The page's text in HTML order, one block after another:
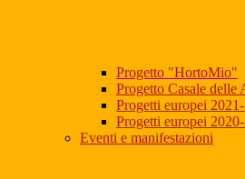
Progetto "HortoMio"
Progetto Casale delle
Progetti europei
Progetti europei 2020-
Eventi e manifestazioni